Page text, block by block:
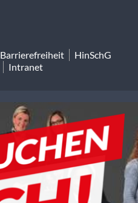
Barrierefreiheit
HinSchG
Intranet